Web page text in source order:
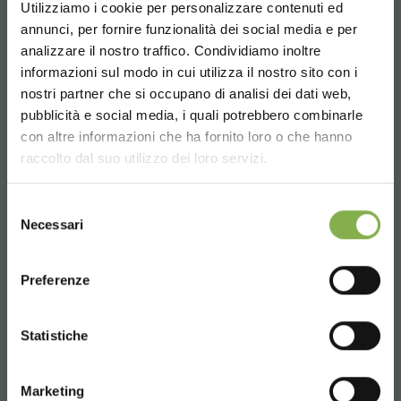
Utilizziamo i cookie per personalizzare contenuti ed
annunci, per fornire funzionalità dei social media e per
analizzare il nostro traffico. Condividiamo inoltre
informazioni sul modo in cui utilizza il nostro sito con i
nostri partner che si occupano di analisi dei dati web,
pubblicità e social media, i quali potrebbero combinarle
con altre informazioni che ha fornito loro o che hanno
raccolto dal suo utilizzo dei loro servizi.
delNecessari
Preferenze
Statistiche
Marketing
solicitar presupuesto
Choose the country you are in and your
language for a better browsing experience